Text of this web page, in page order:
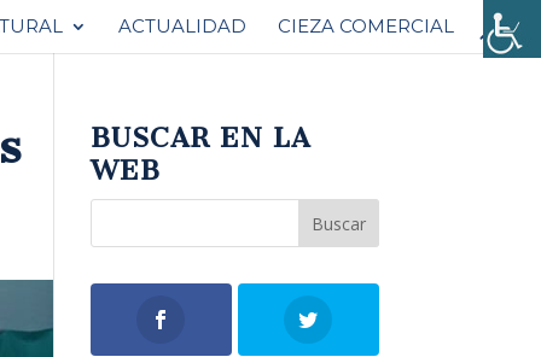
ACTUALIDAD CIEZA COMERCIAL
BUSCAR EN LA
WEB